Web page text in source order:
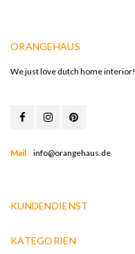
ORANGEHAUS
We just love dutch home interior!
Mail info@orangehaus.de
KUNDENDIENST
KATEGORIEN